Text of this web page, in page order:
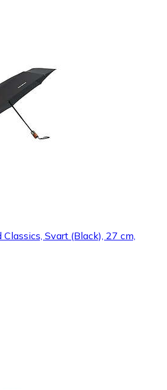
Svart (Black), 27 cm,